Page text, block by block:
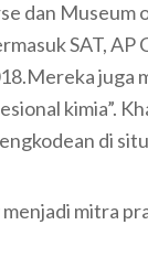
dan
SAT, AP
juga
kimia”.
di
menjadi mitra